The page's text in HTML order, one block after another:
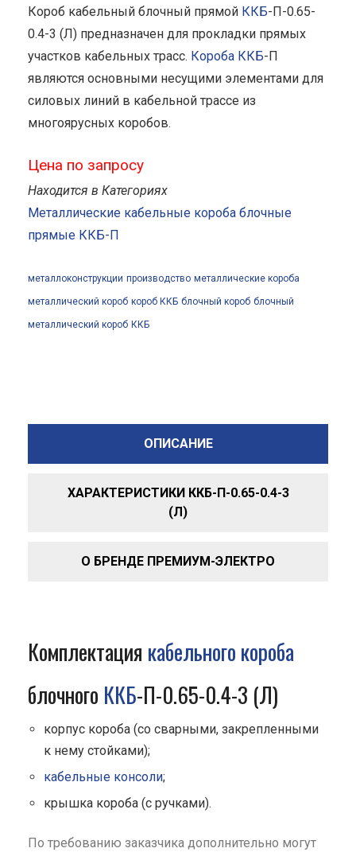
Короб кабельный блочный прямой ККБ-П-0.65-
0.4-3 (Л) предназначен для прокладки прямых
участков кабельных трасс. Короба ККБ-П
являются основными несущими элементами для
силовых линий в кабельной трассе из
многоярусных коробов.
Цена по запросу
Находится в Категориях
Металлические кабельные короба блочные
прямые ККБ-П
металлоконструкции производство металлические короба
металлический короб короб ККБ блочный короб блочный
металлический короб ККБ
ОПИСАНИЕ
ХАРАКТЕРИСТИКИ ККБ-П-0.65-0.4-3
(Л)
О БРЕНДЕ ПРЕМИУМ-ЭЛЕКТРО
Комплектация кабельного короба
блочного ККБ-П-0.65-0.4-3 (Л)
корпус короба (со сварными, закрепленными
к нему стойками);
кабельные консоли;
крышка короба (с ручками).
По требованию заказчика дополнительно могут